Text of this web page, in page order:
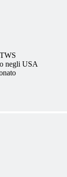
negli USA